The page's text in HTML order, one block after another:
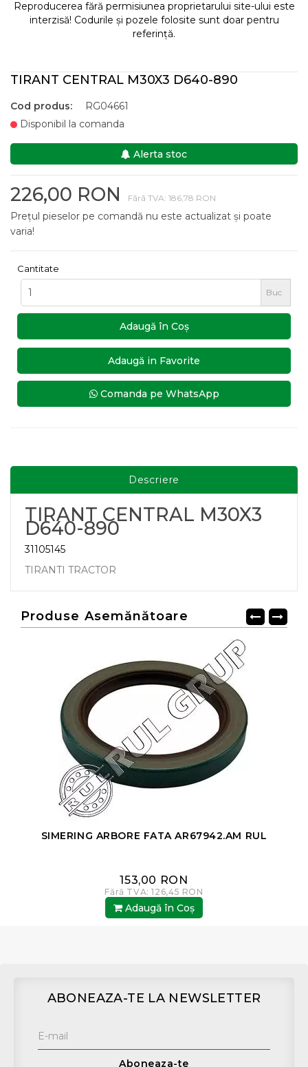
Reproducerea fără permisiunea proprietarului site-ului este
interzisă! Codurile și pozele folosite sunt doar pentru
referință.
TIRANT CENTRAL M30X3 D640-890
Cod produs:
RG04661
Disponibil la comanda
Alerta stoc
226,00 RON Fără TVA: 186,78 RON
Prețul pieselor pe comandă nu este actualizat și poate
varia!
Cantitate
Buc
Adaugă în Coş
Adaugă in Favorite
Comanda pe WhatsApp
Descriere
TIRANT CENTRAL M30X3
D640-890
31105145
TIRANTI TRACTOR
Produse Asemănătoare
SIMERING ARBORE FATA AR67942.AM RUL
153,00 RON
Fără TVA: 126,45 RON
Adaugă în Coş
ABONEAZA-TE LA NEWSLETTER
Aboneaza-te